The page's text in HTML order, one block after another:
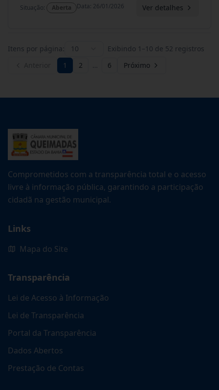
Situação: Aberta Data: 26/01/2026 Ver detalhes
Itens por página: 10 Exibindo 1 –10 de 52 registros
1 2 … 6 Próximo
Comprometidos com a transparência total e o acesso
livre à informação pública, garantindo a participação
cidadã na gestão municipal.
Links
Mapa do Site
Transparência
Lei de Acesso à Informação
Lei de Transparência
Portal da Transparência
Dados Abertos
Prestação de Contas